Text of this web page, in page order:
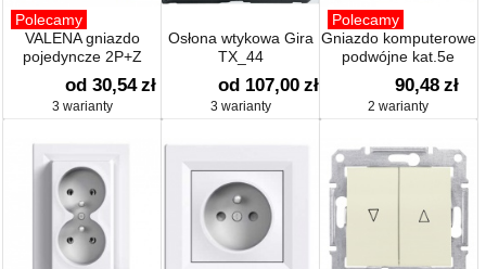
Polecamy
VALENA gniazdo
pojedyncze 2P+Z
od 30,54 zł
3 warianty
Osłona wtykowa Gira
TX_44
od 107,00 zł
3 warianty
Polecamy
Gniazdo komputerowe
podwójne kat.5e
90,48 zł
2 warianty